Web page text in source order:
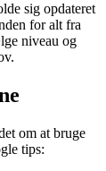
sig opdateret
for alt fra
niveau og
om at bruge
tips: